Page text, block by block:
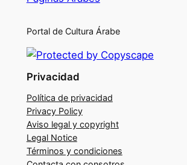
Portal de Cultura Árabe
Privacidad
Política de privacidad
Privacy Policy
Aviso legal y copyright
Legal Notice
Términos y condiciones